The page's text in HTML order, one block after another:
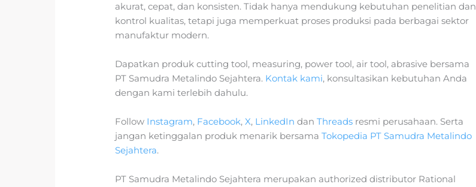
akurat, cepat, dan konsisten. Tidak hanya mendukung kebutuhan penelitian dan
kontrol kualitas, tetapi juga memperkuat proses produksi pada berbagai sektor
manufaktur modern.
Dapatkan produk cutting tool, measuring, power tool, air tool, abrasive bersama
PT Samudra Metalindo Sejahtera. Kontak kami, konsultasikan kebutuhan Anda
dengan kami terlebih dahulu.
Follow Instagram, Facebook,X, LinkedIndanThreads resmi perusahaan. Serta
jangan ketinggalan produk menarik bersamaTokopedia PT Samudra Metalindo
Sejahtera.
PT Samudra Metalindo Sejahtera merupakan authorized distributor Rational